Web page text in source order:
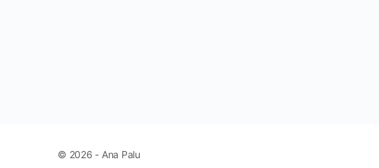
© 2026 - Ana Palu